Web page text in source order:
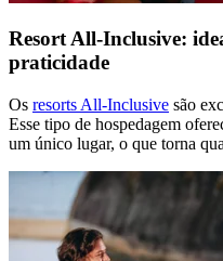
Resort All-Inclusive:
praticidade
Os resorts All-Inclusive são
Esse tipo de hospedagem
um único lugar, o que torna